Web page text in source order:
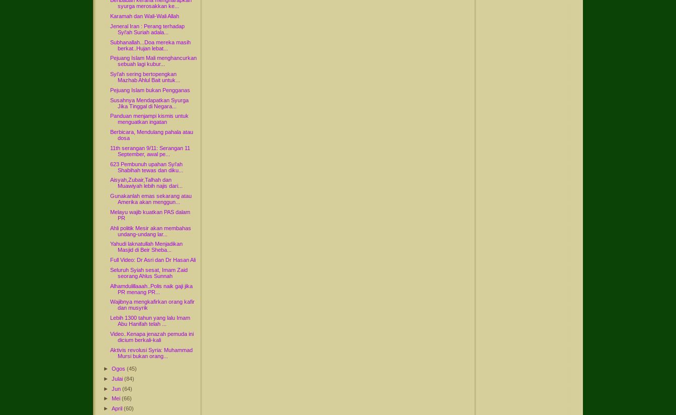
syurga merosakkan ke...
Karamah dan Wali-Wali Allah
Jeneral Iran : Perang terhadap
Syi'ah Suriah adala...
Subhanallah...Doa mereka masih
berkat..Hujan lebat...
Pejuang Islam Mali menghancurkan
sebuah lagi kubur...
Syi'ah sering bertopengkan
Mazhab Ahlul Bait untuk...
Pejuang Islam bukan Pengganas
Susahnya Mendapatkan Syurga
Jika Tinggal di Negara...
Panduan menjampi kismis untuk
menguatkan ingatan
Berbicara, Mendulang pahala atau
dosa
11th serangan 9/11: Serangan 11
September, awal pe...
623 Pembunuh upahan Syi'ah
Shabihah tewas dan diku...
Aisyah,Zubair,Talhah dan
Muawiyah lebih najis dari...
Gunakanlah emas sekarang atau
Amerika akan menggun...
Melayu wajib kuatkan PAS dalam
PR
Ahli politik Mesir akan membahas
undang-undang lar...
Yahudi laknatullah Menjadikan
Masjid di Beir Sheba...
Full Video: Dr Asri dan Dr Hasan Ali
Seluruh Syiah sesat, Imam Zaid
seorang Ahlus Sunnah
Alhamdulillaaah..Polis naik gaji jika
PR menang PR...
Wajibnya mengkafirkan orang kafir
dan musyrik
Lebih 1300 tahun yang lalu Imam
Abu Hanifah telah ...
Video..Kenapa jenazah pemuda ini
dicium berkali-kali
Aktivis revolusi Syria: Muhammad
Mursi bukan orang...
►Ogos(45)
►Julai(84)
►Jun(64)
► Mei(66)
►April(60)